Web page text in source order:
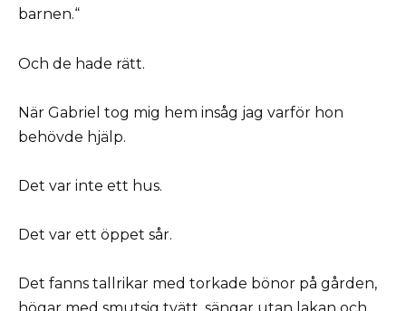
barnen.“
Och de hade rätt.
När Gabriel tog mig hem insåg jag varför hon
behövde hjälp.
Det var inte ett hus.
Det var ett öppet sår.
Det fanns tallrikar med torkade bönor på gården,